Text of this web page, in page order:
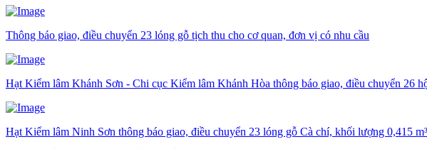
Thông báo giao, điều chuyển 23 lóng gỗ tịch thu cho cơ quan, đơn vị có nhu cầu
Hạt Kiểm lâm Khánh Sơn - Chi cục Kiểm lâm Khánh Hòa thông báo giao, điều chuyển 26
Hạt Kiểm lâm Ninh Sơn thông báo giao, điều chuyển 23 lóng gỗ Cà chí, khối lượng 0,415